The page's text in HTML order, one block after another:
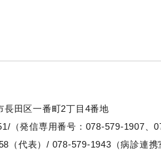
長田区一番町2丁目4番地
（発信専用番号：078-579-1907、
（代表）/ 078-579-1943（病診連携